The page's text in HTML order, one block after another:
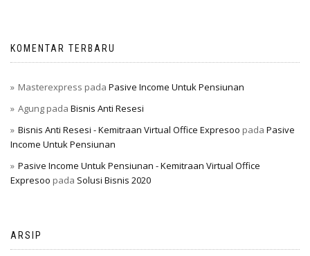
KOMENTAR TERBARU
Masterexpress pada Pasive Income Untuk Pensiunan
Agung pada Bisnis Anti Resesi
Bisnis Anti Resesi - Kemitraan Virtual Office Expresoo pada Pasive
Income Untuk Pensiunan
Pasive Income Untuk Pensiunan - Kemitraan Virtual Office
Expresoo pada Solusi Bisnis 2020
ARSIP